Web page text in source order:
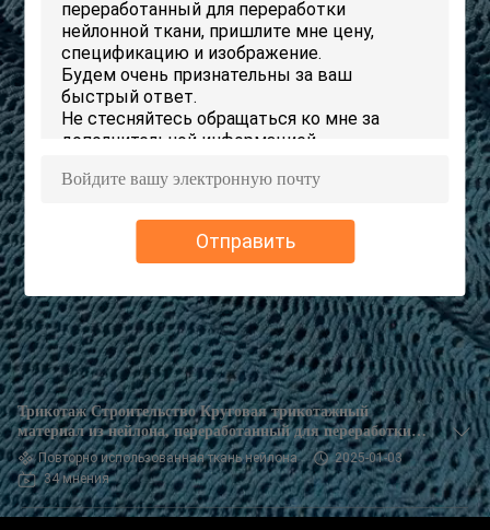
ПУТЕШЕСТВИЕ
ФАБРИКИ
ПРОВЕРКА
КАЧЕСТВА
СВЯЖИТЕСЬ
МЫ
НОВОСТИ
СЛУЧАИ
КАРТА
Отправить
Трикотаж Строительство Круговая трикотажный
материал из нейлона, переработанный для переработки
нейлонной ткани
Повторно использованная ткань нейлона
2025-01-03
34 мнения